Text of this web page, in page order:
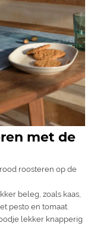
met de
roosteren op de
beleg, zoals kaas,
pesto en tomaat.
lekker knapperig